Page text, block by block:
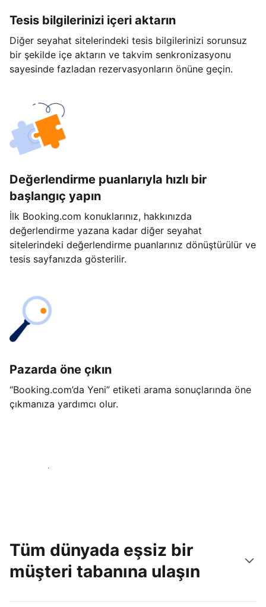
Tesis bilgilerinizi içeri aktarın
Diğer seyahat sitelerindeki tesis bilgilerinizi sorunsuz
bir şekilde içe aktarın ve takvim senkronizasyonu
sayesinde fazladan rezervasyonların önüne geçin.
Değerlendirme puanlarıyla hızlı bir
başlangıç yapın
İlk Booking.com konuklarınız, hakkınızda
değerlendirme yazana kadar diğer seyahat
sitelerindeki değerlendirme puanlarınız dönüştürülür ve
tesis sayfanızda gösterilir.
Pazarda öne çıkın
“Booking.com’da Yeni” etiketi arama sonuçlarında öne
çıkmanıza yardımcı olur.
Hemen başla
Tüm dünyada eşsiz bir
müşteri tabanına ulaşın